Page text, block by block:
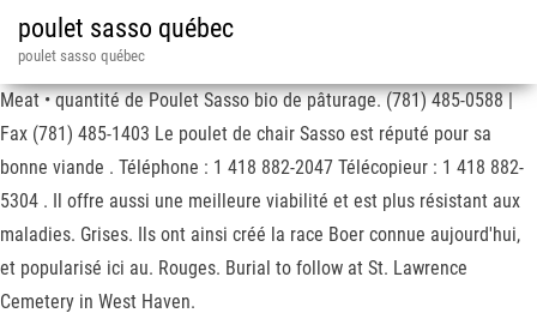
poulet sasso québec
poulet sasso québec
Meat • quantité de Poulet Sasso bio de pâturage. (781) 485-0588 |
Fax (781) 485-1403 Le poulet de chair Sasso est réputé pour sa
bonne viande . Téléphone : 1 418 882-2047 Télécopieur : 1 418 882-
5304 . Il offre aussi une meilleure viabilité et est plus résistant aux
maladies. Grises. Ils ont ainsi créé la race Boer connue aujourd'hui,
et popularisé ici au. Rouges. Burial to follow at St. Lawrence
Cemetery in West Haven.